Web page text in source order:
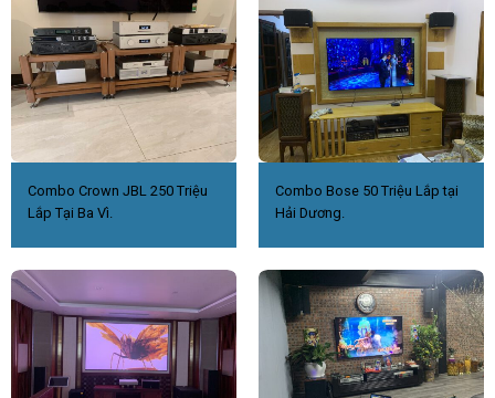
Combo Crown JBL 250 Triệu
Lắp Tại Ba Vì.
Combo Bose 50 Triệu Lắp tại
Hải Dương.